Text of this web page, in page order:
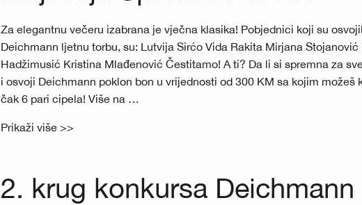
Za elegantnu večeru izabrana je vječna klasika! Pobjednici koji su
Deichmann ljetnu torbu, su: Lutvija Sirćo Vida Rakita Mirjana Stojanović
Hadžimusić Kristina Mlađenović Čestitamo! A ti? Da li si spremna za
i osvoji Deichmann poklon bon u vrijednosti od 300 KM sa kojim možeš
čak 6 pari cipela! Više na …
Prikaži više >>
2. krug konkursa Deichmann